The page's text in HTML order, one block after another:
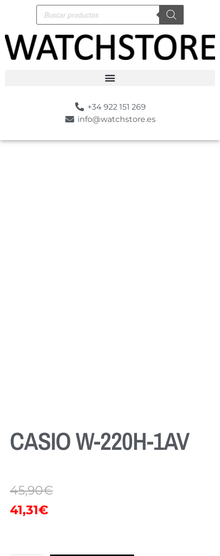
+34 922 151 269
info@watchstore.es
CASIO W-220H-1AV
45,90€
41,31€